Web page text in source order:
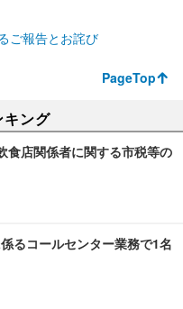
ご報告とお詫び
PageTop
キング
店関係者に関する市税等の
るコールセンター業務で1名